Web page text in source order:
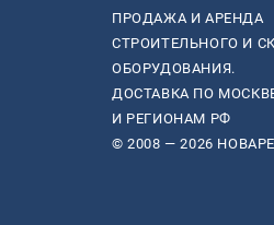
ПРОДАЖА И АРЕНДА
СТРОИТЕЛЬНОГО И
ОБОРУДОВАНИЯ.
ДОСТАВКА ПО
И РЕГИОНАМ РФ
© 2008 — 2026